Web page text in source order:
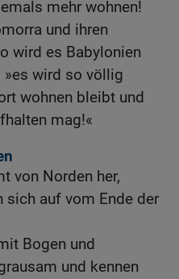
mehr wohnen!
und ihren
wird es Babylonien
»es wird so völlig
wohnen bleibt und
mag!«
von Norden her,
sich auf vom Ende der
Bogen und
und kennen